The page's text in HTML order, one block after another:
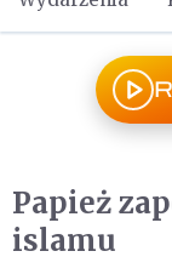
Papież
islamu